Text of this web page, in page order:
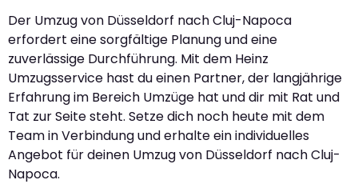
Der Umzug von Düsseldorf nach Cluj-Napoca
erfordert eine sorgfältige Planung und eine
zuverlässige Durchführung. Mit dem Heinz
Umzugsservice hast du einen Partner, der langjährige
Erfahrung im Bereich Umzüge hat und dir mit Rat und
Tat zur Seite steht. Setze dich noch heute mit dem
Team in Verbindung und erhalte ein individuelles
Angebot für deinen Umzug von Düsseldorf nach Cluj-
Napoca.